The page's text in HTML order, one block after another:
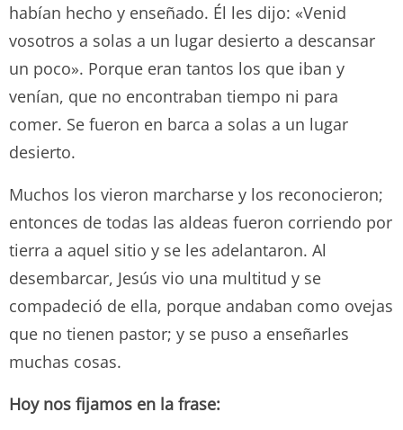
habían hecho y enseñado. Él les dijo: «Venid
vosotros a solas a un lugar desierto a descansar
un poco». Porque eran tantos los que iban y
venían, que no encontraban tiempo ni para
comer. Se fueron en barca a solas a un lugar
desierto.
Muchos los vieron marcharse y los reconocieron;
entonces de todas las aldeas fueron corriendo por
tierra a aquel sitio y se les adelantaron. Al
desembarcar, Jesús vio una multitud y se
compadeció de ella, porque andaban como ovejas
que no tienen pastor; y se puso a enseñarles
muchas cosas.
Hoy nos fijamos en la frase: